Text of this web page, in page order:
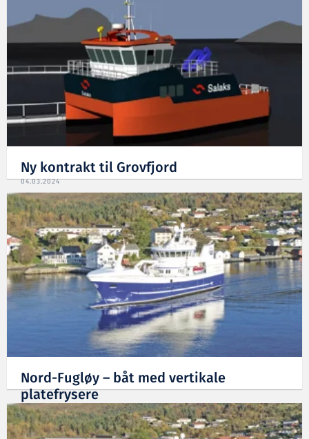
Ny kontrakt til Grovfjord
04.03.2024
Nord-Fugløy – båt med vertikale
platefrysere
16.01.2024